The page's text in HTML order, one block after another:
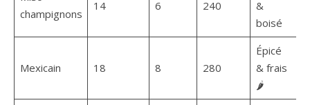
champignons
14 6 240
&
boisé
Mexicain 18 8 280
Épicé
& frais
🌶️